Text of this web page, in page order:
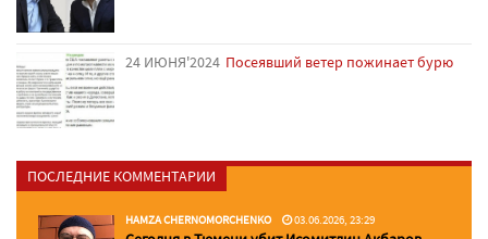
24 ИЮНЯ'2024 Посеявший ветер пожинает бурю
ПОСЛЕДНИЕ КОММЕНТАРИИ
HAMZA CHERNOMORCHENKO 03.06.2026, 23:29